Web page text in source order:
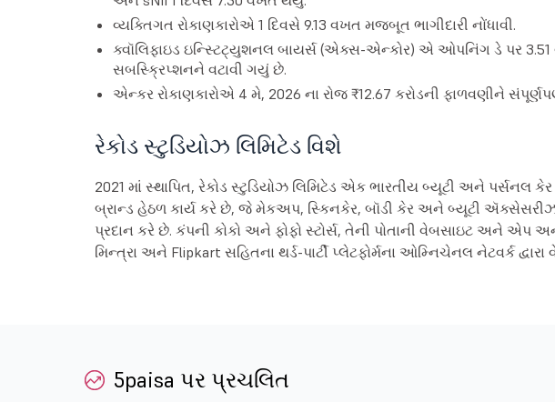
વ્યક્તિગત રોકાણકારોએ 1 દિવસે 9.13 વખત મજબૂત ભાગીદારી નોંધાવી.
ક્વૉલિફાઇડ ઇન્સ્ટિટ્યુશનલ બાયર્સ (એક્સ-એન્કોર) એ ઓપનિંગ ડે પર
સબસ્ક્રિપ્શનને વટાવી ગયું છે.
એન્કર રોકાણકારોએ 4 મે, 2026 ના રોજ ₹12.67 કરોડની ફાળવણીને
રેકોડ સ્ટુડિયોઝ લિમિટેડ વિશે
2021 માં સ્થાપિત, રેકોડ સ્ટુડિયોઝ લિમિટેડ એક ભારતીય બ્યૂટી અને પર્સનલ
બ્રાન્ડ હેઠળ કાર્ય કરે છે, જે મેકઅપ, સ્કિનકેર, બૉડી કેર અને બ્યૂટી
પ્રદાન કરે છે. કંપની કોકો અને ફોફો સ્ટોર્સ, તેની પોતાની વેબસાઇટ અને એપ
મિન્ત્રા અને Flipkart સહિતના થર્ડ-પાર્ટી પ્લેટફોર્મના ઓમ્નિચેનલ નેટવર્ક દ્વારા
5paisa પર પ્રચલિત